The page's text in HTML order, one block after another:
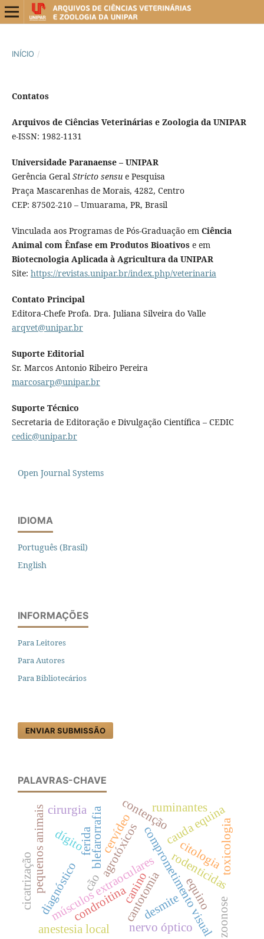
INÍCIO /
Contatos
Arquivos de Ciências Veterinárias e Zoologia da UNIPAR
e-ISSN: 1982-1131
Universidade Paranaense – UNIPAR
Gerência GeralStricto sensue Pesquisa
Praça Mascarenhas de Morais, 4282, Centro
CEP: 87502-210 – Umuarama, PR, Brasil
Vinculada aos Programas de Pós-Graduação em Ciência
Animal com Ênfase em Produtos Bioativose em
Biotecnologia Aplicada à Agricultura da UNIPAR
Site: https://revistas.unipar.br/index.php/veterinaria
Contato Principal
Editora-Chefe Profa. Dra. Juliana Silveira do Valle
arqvet@unipar.br
Suporte Editorial
Sr. Marcos Antonio Ribeiro Pereira
marcosarp@unipar.br
Suporte Técnico
Secretaria de Editoração e Divulgação Científica – CEDIC
cedic@unipar.br
Open Journal Systems
IDIOMA
Português (Brasil)
English
INFORMAÇÕES
Para Leitores
Para Autores
Para Bibliotecários
ENVIAR SUBMISSÃO
PALAVRAS-CHAVE
blefarorrafia
cantotomiacomprometimento visual
músculos extraoculares
nervo óptico
ferida
dígito
equino
diagnóstico
cauda equina
canino
agrotóxicos
pequenos animais rodenticidas
toxicologia
cervídeo
cicatrização condroitina
anestesia local
contençãoruminantes
desmite
cirurgia
citologia
cão
zoonose